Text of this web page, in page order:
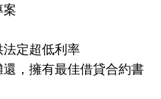
案
定超低利率
，擁有最佳借貸合約書